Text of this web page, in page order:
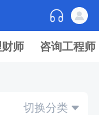
师 咨询工程师
切换分类